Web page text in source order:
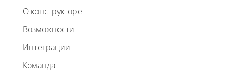
О конструкторе
Возможности
Интеграции
Команда